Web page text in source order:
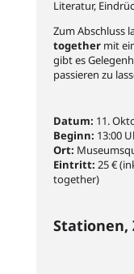
Literatur,
Zum Abschluss
togethermit
gibt es
passieren zu
Datum: 11.
Beginn: 13:00
Ort:
Eintritt: 25 €
together)
Stationen,